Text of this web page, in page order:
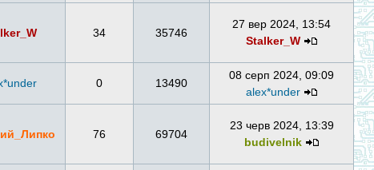
34 35746
27 вер 2024, 13:54
Stalker_W
0 13490
08 серп 2024, 09:09
alex*under
76 69704
23 черв 2024, 13:39
budivelnik